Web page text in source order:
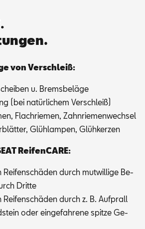
von Ver­schleiß:
u. Brems­be­lä­ge
(bei na­tür­li­chem Ver­schleiß)
Flach­rie­men, Zahn­rie­men­wech­sel
Glüh­lam­pen, Glüh­ker­zen
Rei­fen­CA­RE:
Rei­fen­schä­den durch mut­wil­li­ge Be­
Drit­te
Rei­fen­schä­den durch z. B. Auf­prall
oder ein­ge­fah­re­ne spit­ze Ge­